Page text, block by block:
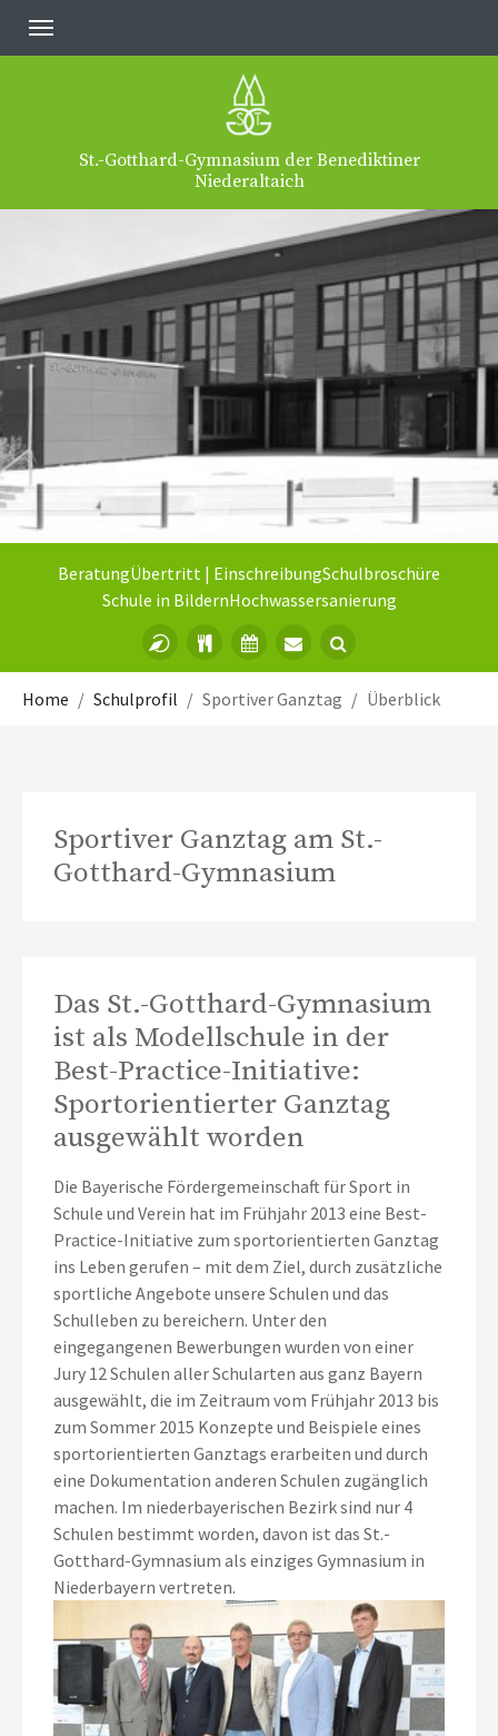
St.-Gotthard-Gymnasium der Benediktiner
Niederaltaich
BeratungÜbertritt | EinschreibungSchulbroschüre
Schule in BildernHochwassersanierung
Home Schulprofil Sportiver Ganztag Überblick
Sportiver Ganztag am St.-
Gotthard-Gymnasium
Das St.-Gotthard-Gymnasium
ist als Modellschule in der
Best-Practice-Initiative:
Sportorientierter Ganztag
ausgewählt worden
Die Bayerische Fördergemeinschaft für Sport in
Schule und Verein hat im Frühjahr 2013 eine Best-
Practice-Initiative zum sportorientierten Ganztag
ins Leben gerufen – mit dem Ziel, durch zusätzliche
sportliche Angebote unsere Schulen und das
Schulleben zu bereichern. Unter den
eingegangenen Bewerbungen wurden von einer
Jury 12 Schulen aller Schularten aus ganz Bayern
ausgewählt, die im Zeitraum vom Frühjahr 2013 bis
zum Sommer 2015 Konzepte und Beispiele eines
sportorientierten Ganztags erarbeiten und durch
eine Dokumentation anderen Schulen zugänglich
machen. Im niederbayerischen Bezirk sind nur 4
Schulen bestimmt worden, davon ist das St.-
Gotthard-Gymnasium als einziges Gymnasium in
Niederbayern vertreten.